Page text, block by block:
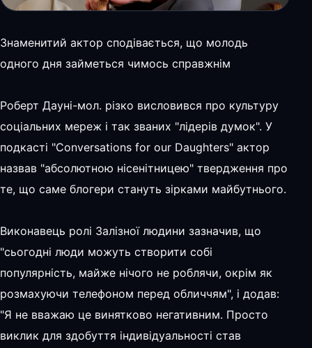
Знаменитий актор сподівається, що молодь
одного дня займеться чимось справжнім
Роберт Дауні-мол. різко висловився про культуру
соціальних мереж і так званих "лідерів думок". У
подкасті "Conversations for our Daughters" актор
назвав "абсолютною нісенітницею" твердження про
те, що саме блогери стануть зірками майбутнього.
Виконавець ролі Залізної людини зазначив, що
"сьогодні люди можуть створити собі
популярність, майже нічого не роблячи, окрім як
розмахуючи телефоном перед обличчям", і додав:
"Я не вважаю це винятково негативним. Просто
виклик для здобуття індивідуальності став